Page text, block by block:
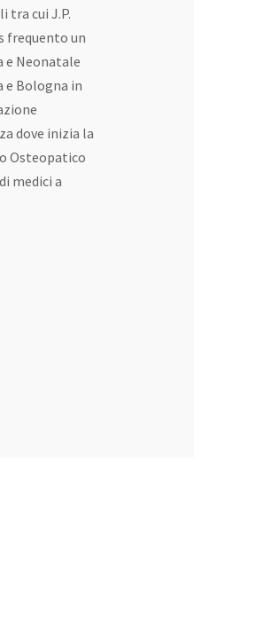
tra cui J.P.
frequento un
e Neonatale
e Bologna in
dove inizia la
Osteopatico
medici a